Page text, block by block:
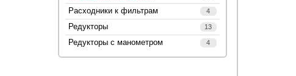
Расходники к фильтрам 4
Редукторы 13
Редукторы с манометром 4